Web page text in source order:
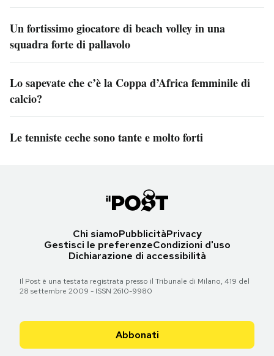
Un fortissimo giocatore di beach volley in una
squadra forte di pallavolo
Lo sapevate che c’è la Coppa d’Africa femminile di
calcio?
Le tenniste ceche sono tante e molto forti
Chi siamoPubblicitàPrivacy
Gestisci le preferenzeCondizioni d'uso
Dichiarazione di accessibilità
Il Post è una testata registrata presso il Tribunale di Milano, 419 del
28 settembre 2009 - ISSN 2610-9980
Abbonati